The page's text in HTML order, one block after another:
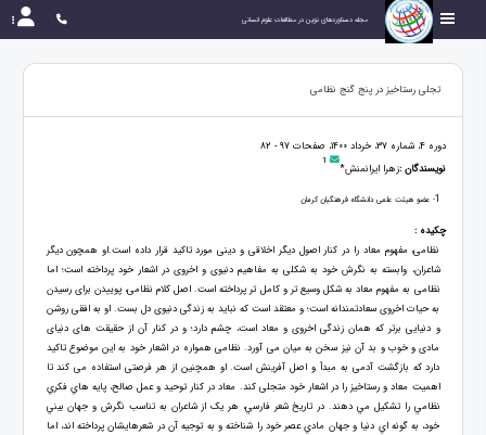
مجله دستاوردهای نوین در مطالعات علوم انسانی
تجلی رستاخیز در پنج گنج نظامی
دوره 4، شماره 37، خرداد 1400، صفحات 97 - 82
نویسندگان :زهرا ایرانمنش* 1
1- عضو هیئت علمی دانشگاه فرهنگیان کرمان
چکیده :
نظامی، مفهوم معاد را در کنار اصول دیگر اخلاقی و دینی مورد تاکید قرار داده است.او همچون دیگر
شاعران، وابسته به نگرش خود به شکلی به مفاهیم دنیوی و اخروی در اشعار خود پرداخته است؛ اما
نظامی به مفهوم معاد به شکل وسیع تر و کامل تر پرداخته است. اصل کلام نظامی، پوییدن برای رسیدن
به حیات اخروی سعادتمندانه است؛ و معتقد است که نباید به زندگی دنیوی دل بست. او به افقی روشن
و دنیایی برتر که همان زندگی اخروی و معاد است، چشم دارد؛ و در کنار آن از حقیقت های دنیای
مادی و خوب و بد آن نیز سخن به میان می آورد. نظامی همواره در اشعار خود به این موضوع تاکید
دارد که بازگشت آدمی به مبدأ و اصل آفرینش است. او همچنین از هر فرصتی استفاده می کند تا
اهمیت معاد و رستاخیز را در اشعار خود متجلی کند. معاد در کنار توحيد و عمل صالح، پايه هاي فکري
نظامي را تشکيل مي دهند. در تاريخ شعر فارسي، هر يک از شاعران به تناسب نگرش و جهان بيني
خود، به گونه اي دنيا و جهان مادي عصر خود را شناخته و به توجيه آن در شعرهايشان پرداخته اند، اما